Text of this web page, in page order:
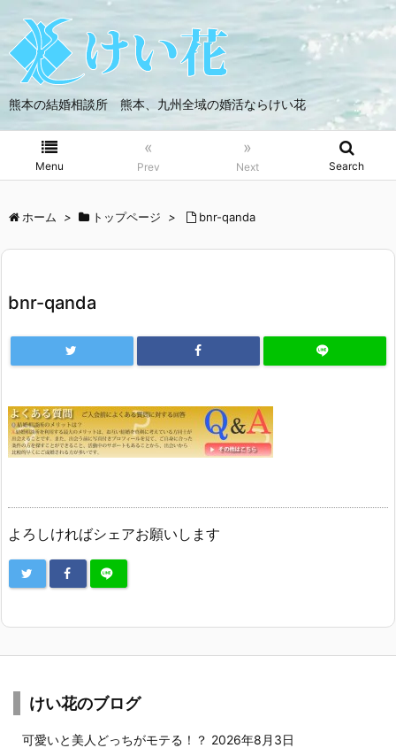
熊本の結婚相談所 熊本、九州全域の婚活ならけい花
Menu
«
Prev
»
Next Search
ホーム > トップページ > bnr-qanda
bnr-qanda
よろしければシェアお願いします
けい花のブログ
可愛いと美人どっちがモテる！？ 2026年8月3日